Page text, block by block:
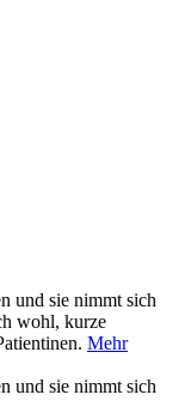
und sie nimmt sich
wohl, kurze
Mehr
und sie nimmt sich